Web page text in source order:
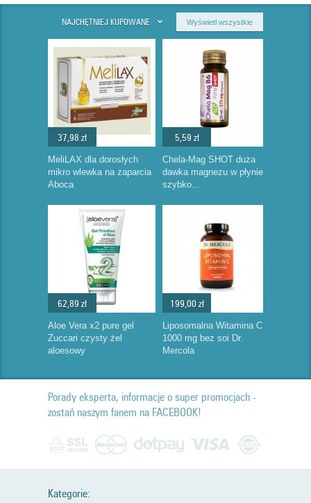
NAJCHĘTNIEJ KUPOWANE Wyświetl wszystkie
37,98 zł
MeliLAX dla dorosłych
mikro wlewka na zaparcia
Aboca
5,59 zł
Chela-Mag SHOT duża
dawka magnezu w płynie
szybko...
62,89 zł
Aloe Vera x2 pure gel
Zuccari czysty żel
aloesowy
199,00 zł
Liposomalna Witamina C
1000 mg bez soi Dr.
Mercola
Porady eksperta, informacje o super promocjach -
zostań naszym fanem na FACEBOOK!
Kategorie: